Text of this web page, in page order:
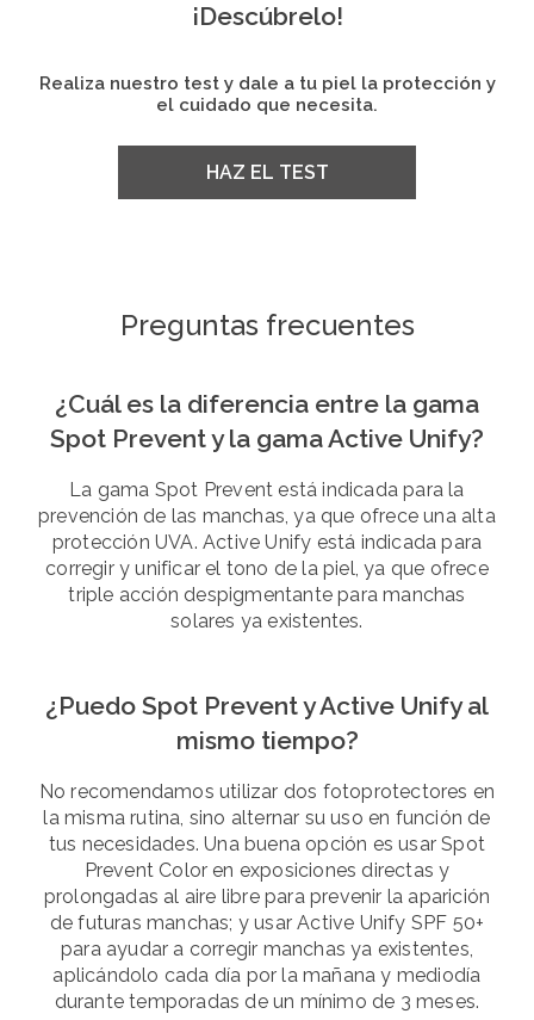
¡Descúbrelo!
Realiza nuestro test y dale a tu piel la protección y
el cuidado que necesita.
HAZ EL TEST
Preguntas frecuentes
¿Cuál es la diferencia entre la gama
Spot Prevent y la gama Active Unify?
La gama Spot Prevent está indicada para la
prevención de las manchas, ya que ofrece una alta
protección UVA. Active Unify está indicada para
corregir y unificar el tono de la piel, ya que ofrece
triple acción despigmentante para manchas
solares ya existentes.
¿Puedo Spot Prevent y Active Unify al
mismo tiempo?
No recomendamos utilizar dos fotoprotectores en
la misma rutina, sino alternar su uso en función de
tus necesidades. Una buena opción es usar Spot
Prevent Color en exposiciones directas y
prolongadas al aire libre para prevenir la aparición
de futuras manchas; y usar Active Unify SPF 50+
para ayudar a corregir manchas ya existentes,
aplicándolo cada día por la mañana y mediodía
durante temporadas de un mínimo de 3 meses.